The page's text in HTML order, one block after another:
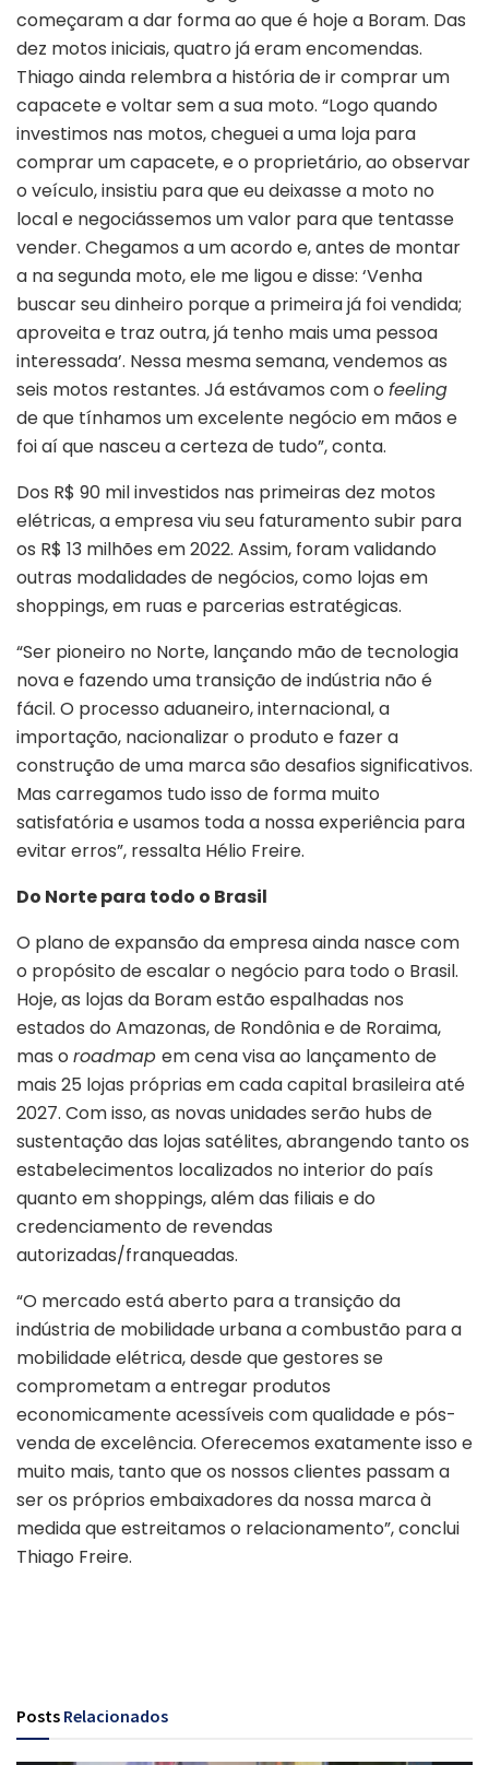
começaram a dar forma ao que é hoje a Boram. Das
dez motos iniciais, quatro já eram encomendas.
Thiago ainda relembra a história de ir comprar um
capacete e voltar sem a sua moto. “Logo quando
investimos nas motos, cheguei a uma loja para
comprar um capacete, e o proprietário, ao observar
o veículo, insistiu para que eu deixasse a moto no
local e negociássemos um valor para que tentasse
vender. Chegamos a um acordo e, antes de montar
a na segunda moto, ele me ligou e disse: ‘Venha
buscar seu dinheiro porque a primeira já foi vendida;
aproveita e traz outra, já tenho mais uma pessoa
interessada’. Nessa mesma semana, vendemos as
seis motos restantes. Já estávamos com o feeling
de que tínhamos um excelente negócio em mãos e
foi aí que nasceu a certeza de tudo”, conta.
Dos R$ 90 mil investidos nas primeiras dez motos
elétricas, a empresa viu seu faturamento subir para
os R$ 13 milhões em 2022. Assim, foram validando
outras modalidades de negócios, como lojas em
shoppings, em ruas e parcerias estratégicas.
“Ser pioneiro no Norte, lançando mão de tecnologia
nova e fazendo uma transição de indústria não é
fácil. O processo aduaneiro, internacional, a
importação, nacionalizar o produto e fazer a
construção de uma marca são desafios significativos.
Mas carregamos tudo isso de forma muito
satisfatória e usamos toda a nossa experiência para
evitar erros”, ressalta Hélio Freire.
Do Norte para todo o Brasil
O plano de expansão da empresa ainda nasce com
o propósito de escalar o negócio para todo o Brasil.
Hoje, as lojas da Boram estão espalhadas nos
estados do Amazonas, de Rondônia e de Roraima,
mas o roadmap em cena visa ao lançamento de
mais 25 lojas próprias em cada capital brasileira até
2027. Com isso, as novas unidades serão hubs de
sustentação das lojas satélites, abrangendo tanto os
estabelecimentos localizados no interior do país
quanto em shoppings, além das filiais e do
credenciamento de revendas
autorizadas/franqueadas.
“O mercado está aberto para a transição da
indústria de mobilidade urbana a combustão para a
mobilidade elétrica, desde que gestores se
comprometam a entregar produtos
economicamente acessíveis com qualidade e pós-
venda de excelência. Oferecemos exatamente isso e
muito mais, tanto que os nossos clientes passam a
ser os próprios embaixadores da nossa marca à
medida que estreitamos o relacionamento”, conclui
Thiago Freire.
Posts Relacionados